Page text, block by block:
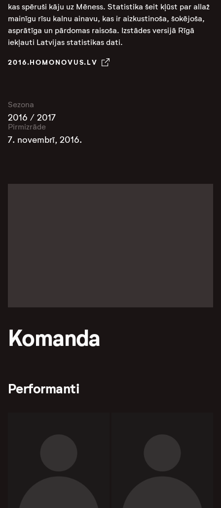
kas spēruši kāju uz Mēness. Statistika šeit kļūst par allaž
mainīgu rīsu kalnu ainavu, kas ir aizkustinoša, šokējoša,
asprātīga un pārdomas raisoša. Izstādes versijā Rīgā
iekļauti Latvijas statistikas dati.
2016.HOMONOVUS.LV
Sezona
2016 / 2017
Pirmizrāde
7. novembrī, 2016.
Komanda
Performanti